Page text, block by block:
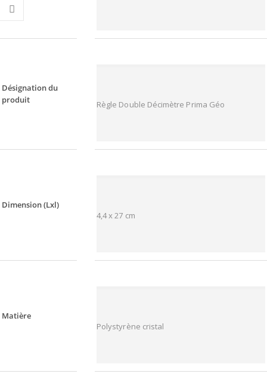
Désignation du
produit
Règle Double Décimètre Prima Géo
Dimension (Lxl)
4,4 x 27 cm
Matière
Polystyrène cristal